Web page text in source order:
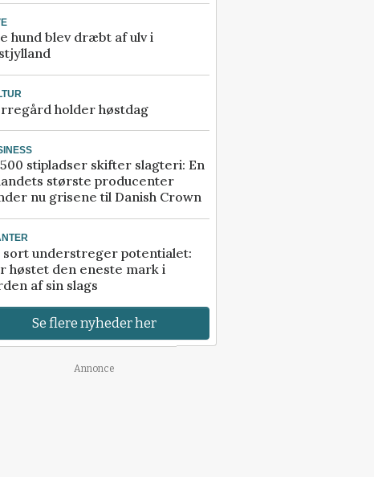
hund blev dræbt af ulv i
holder høstdag
stipladser skifter slagteri: En
største producenter
nu grisene til Danish Crown
sort understreger potentialet:
høstet den eneste mark i
af sin slags
Se flere nyheder her
Annonce